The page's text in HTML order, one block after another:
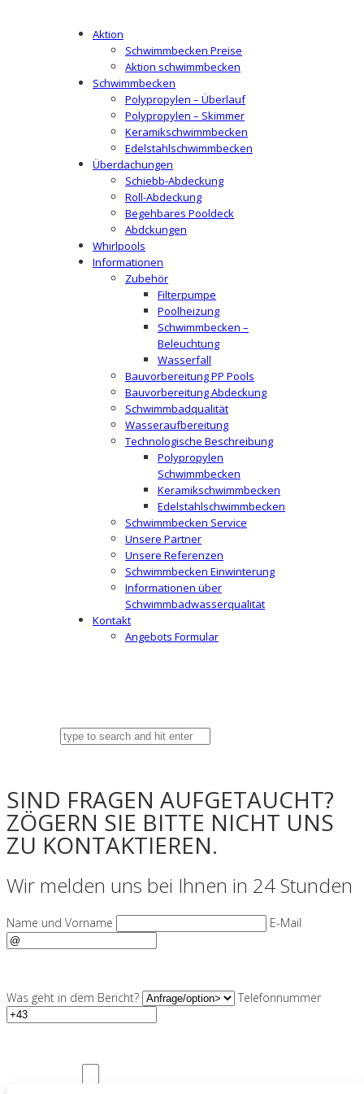
Aktion
Schwimmbecken Preise
Aktion schwimmbecken
Schwimmbecken
Polypropylen – Überlauf
Polypropylen – Skimmer
Keramikschwimmbecken
Edelstahlschwimmbecken
Überdachungen
Schiebb-Abdeckung
Roll-Abdeckung
Begehbares Pooldeck
Abdckungen
Whirlpools
Informationen
Zubehör
Filterpumpe
Poolheizung
Schwimmbecken –
Beleuchtung
Wasserfall
Bauvorbereitung PP Pools
Bauvorbereitung Abdeckung
Schwimmbadqualität
Wasseraufbereitung
Technologische Beschreibung
Polypropylen
Schwimmbecken
Keramikschwimmbecken
Edelstahlschwimmbecken
Schwimmbecken Service
Unsere Partner
Unsere Referenzen
Schwimmbecken Einwinterung
Informationen über
Schwimmbadwasserqualität
Kontakt
Angebots Formular
SIND FRAGEN AUFGETAUCHT?
ZÖGERN SIE BITTE NICHT UNS
ZU KONTAKTIEREN.
Wir melden uns bei Ihnen in 24 Stunden
Name und Vorname E-Mail
Was geht in dem Bericht? Telefonnummer